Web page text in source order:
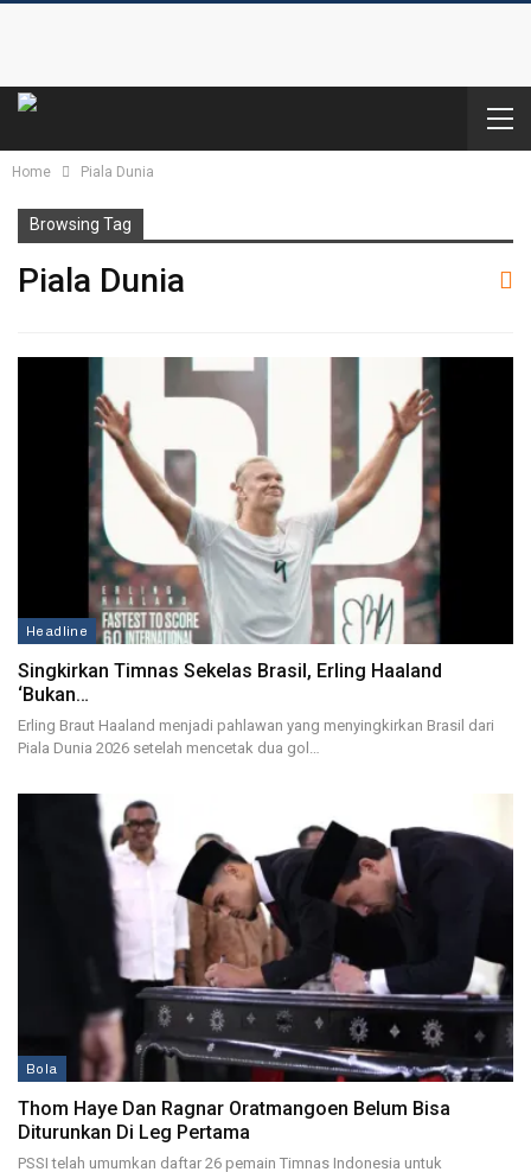
Home Piala Dunia
Browsing Tag
Piala Dunia
Headline
Singkirkan Timnas Sekelas Brasil, Erling Haaland
‘Bukan…
Erling Braut Haaland menjadi pahlawan yang menyingkirkan Brasil dari
Piala Dunia 2026 setelah mencetak dua gol…
Bola
Thom Haye Dan Ragnar Oratmangoen Belum Bisa
Diturunkan Di Leg Pertama
PSSI telah umumkan daftar 26 pemain Timnas Indonesia untuk